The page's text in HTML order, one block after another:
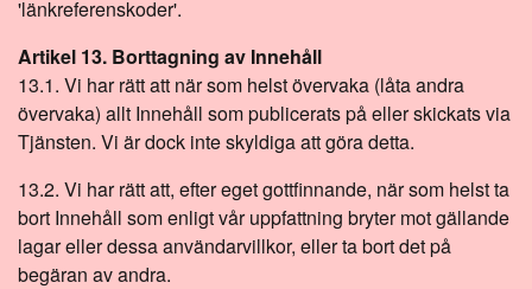
'länkreferenskoder'.
Artikel 13. Borttagning av Innehåll
13.1. Vi har rätt att när som helst övervaka (låta andra
övervaka) allt Innehåll som publicerats på eller skickats via
Tjänsten. Vi är dock inte skyldiga att göra detta.
13.2. Vi har rätt att, efter eget gottfinnande, när som helst ta
bort Innehåll som enligt vår uppfattning bryter mot gällande
lagar eller dessa användarvillkor, eller ta bort det på
begäran av andra.